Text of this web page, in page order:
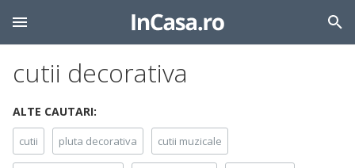
cutii decorativa
ALTE CAUTARI:
cutii pluta decorativa cutii muzicale